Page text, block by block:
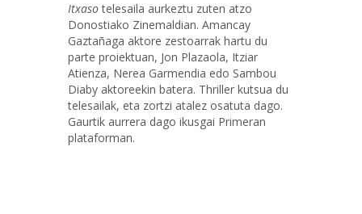
Itxasotelesaila aurkeztu zuten atzo
Donostiako Zinemaldian. Amancay
Gaztañaga aktore zestoarrak hartu du
parte proiektuan, Jon Plazaola, Itziar
Atienza, Nerea Garmendia edo Sambou
Diaby aktoreekin batera. Thriller kutsua du
telesailak, eta zortzi atalez osatuta dago.
Gaurtik aurrera dago ikusgai Primeran
plataforman.